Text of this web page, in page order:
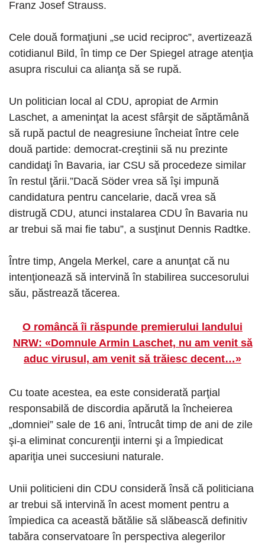
Franz Josef Strauss.
Cele două formaţiuni „se ucid reciproc”, avertizează
cotidianul Bild, în timp ce Der Spiegel atrage atenţia
asupra riscului ca alianţa să se rupă.
Un politician local al CDU, apropiat de Armin
Laschet, a ameninţat la acest sfârşit de săptămână
să rupă pactul de neagresiune încheiat între cele
două partide: democrat-creştinii să nu prezinte
candidaţi în Bavaria, iar CSU să procedeze similar
în restul ţării.”Dacă Söder vrea să îşi impună
candidatura pentru cancelarie, dacă vrea să
distrugă CDU, atunci instalarea CDU în Bavaria nu
ar trebui să mai fie tabu”, a susţinut Dennis Radtke.
Între timp, Angela Merkel, care a anunţat că nu
intenţionează să intervină în stabilirea succesorului
său, păstrează tăcerea.
O româncă îi răspunde premierului landului
NRW: «Domnule Armin Laschet, nu am venit să
aduc virusul, am venit să trăiesc decent…»
Cu toate acestea, ea este considerată parţial
responsabilă de discordia apărută la încheierea
„domniei” sale de 16 ani, întrucât timp de ani de zile
şi-a eliminat concurenţii interni şi a împiedicat
apariţia unei succesiuni naturale.
Unii politicieni din CDU consideră însă că politiciana
ar trebui să intervină în acest moment pentru a
împiedica ca această bătălie să slăbească definitiv
tabăra conservatoare în perspectiva alegerilor